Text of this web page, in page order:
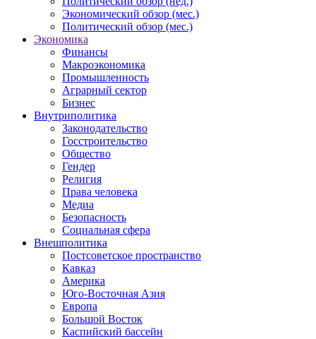
Экономический обзор (мес.)
Политический обзор (мес.)
Экономика
Финансы
Макроэкономика
Промышленность
Аграрный сектор
Бизнес
Внутриполитика
Законодательство
Госстроительство
Общество
Гендер
Религия
Права человека
Медиа
Безопасность
Социальная сфера
Внешполитика
Постсоветское пространство
Кавказ
Америка
Юго-Восточная Азия
Европа
Большой Восток
Каспийский бассейн